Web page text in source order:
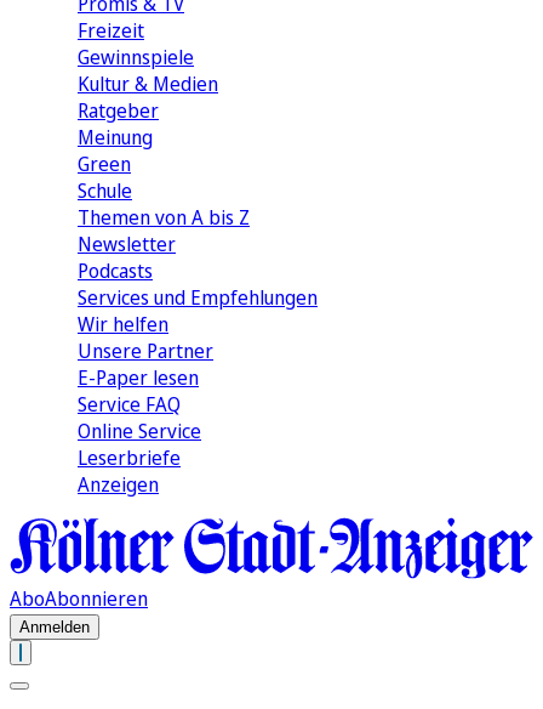
Freizeit
Gewinnspiele
Kultur & Medien
Ratgeber
Meinung
Green
Schule
Themen von A bis Z
Newsletter
Podcasts
Services und Empfehlungen
Wir helfen
Unsere Partner
E-Paper lesen
Service FAQ
Online Service
Leserbriefe
Anzeigen
AboAbonnieren
Anmelden